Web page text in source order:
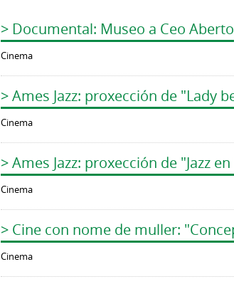
> Documental: Museo a Ceo Aberto
Cinema
> Ames Jazz: proxección de "Lady
Cinema
> Ames Jazz: proxección de "Jazz
Cinema
> Cine con nome de muller:
Cinema